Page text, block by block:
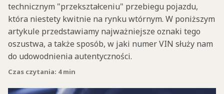
technicznym "przekształceniu" przebiegu pojazdu,
która niestety kwitnie na rynku wtórnym. W poniższym
artykule przedstawiamy najważniejsze oznaki tego
oszustwa, a także sposób, w jaki numer VIN służy nam
do udowodnienia autentyczności.
Czas czytania: 4 min